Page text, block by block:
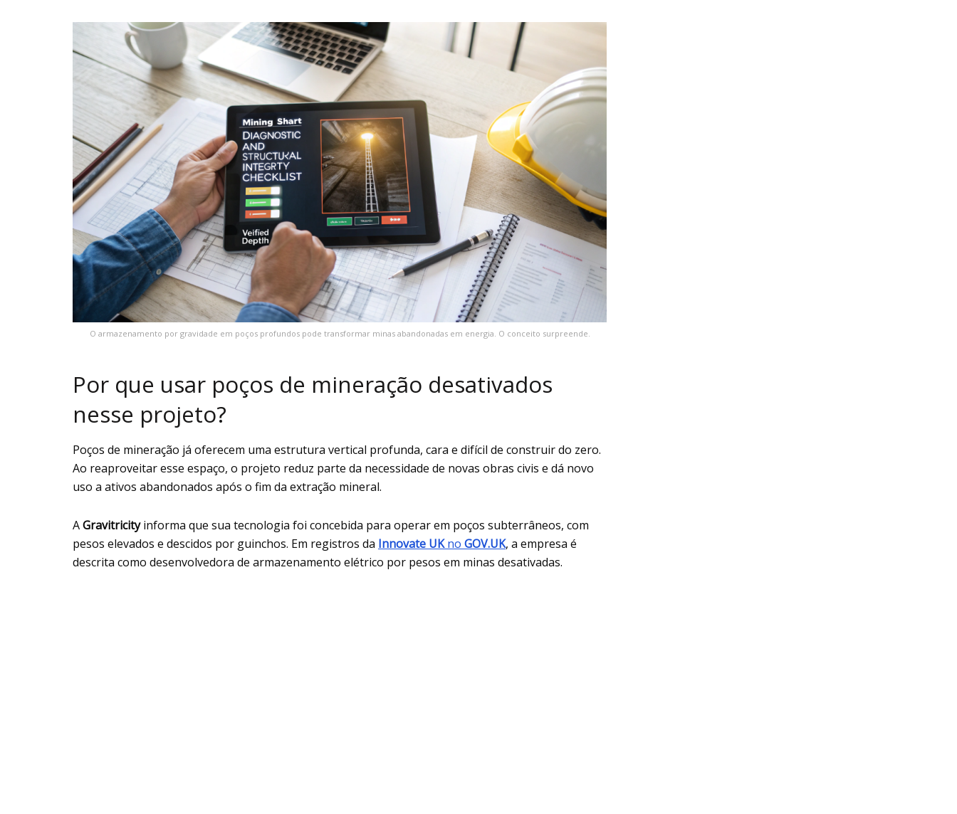
O armazenamento por gravidade em poços profundos pode transformar minas abandonadas em energia. O conceito surpreende.
Por que usar poços de mineração desativados
nesse projeto?
Poços de mineração já oferecem uma estrutura vertical profunda, cara e difícil de construir do zero.
Ao reaproveitar esse espaço, o projeto reduz parte da necessidade de novas obras civis e dá novo
uso a ativos abandonados após o fim da extração mineral.
AGravitricityinforma que sua tecnologia foi concebida para operar em poços subterrâneos, com
pesos elevados e descidos por guinchos. Em registros da Innovate UKno GOV.UK, a empresa é
descrita como desenvolvedora de armazenamento elétrico por pesos em minas desativadas.